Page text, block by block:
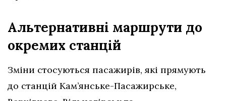
Альтернативні маршрути до
окремих станцій
Зміни стосуються пасажирів, які прямують
до станцій Кам’янське-Пасажирське,